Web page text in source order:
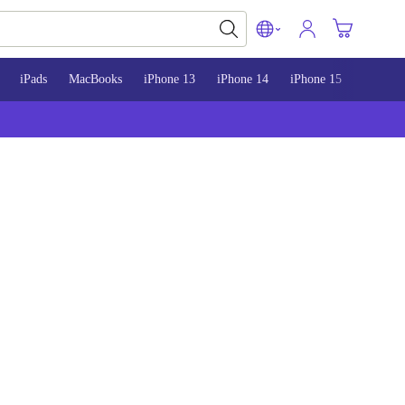
iPads MacBooks iPhone 13 iPhone 14 iPhone 15